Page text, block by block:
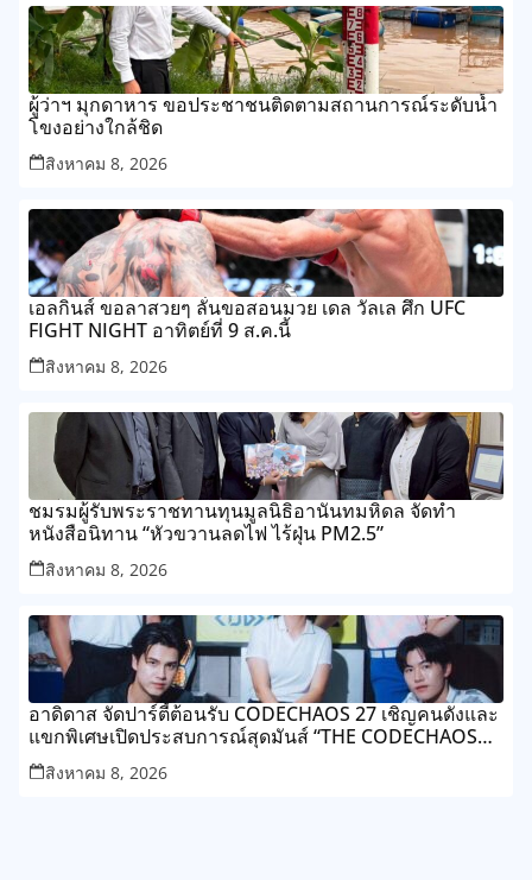
ผู้ว่าฯ มุกดาหาร ขอประชาชนติดตามสถานการณ์ระดับน้ำ
โขงอย่างใกล้ชิด
สิงหาคม 8, 2026
เอลกินส์ ขอลาสวยๆ ลั่นขอสอนมวย เดล วัลเล ศึก UFC
FIGHT NIGHT อาทิตย์ที่ 9 ส.ค.นี้
สิงหาคม 8, 2026
ชมรมผู้รับพระราชทานทุนมูลนิธิอานันทมหิดล จัดทำ
หนังสือนิทาน “หัวขวานลดไฟ ไร้ฝุ่น PM2.5”
สิงหาคม 8, 2026
อาดิดาส จัดปาร์ตี้ต้อนรับ CODECHAOS 27 เชิญคนดังและ
แขกพิเศษเปิดประสบการณ์สุดมันส์ “THE CODECHAOS
EXPERIENCE – CHAOS FEELS GOOD”
สิงหาคม 8, 2026